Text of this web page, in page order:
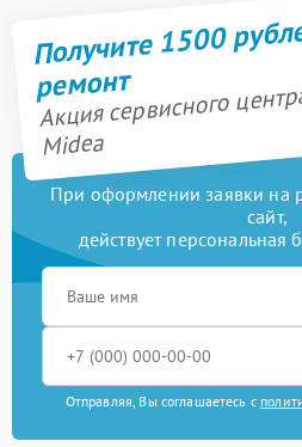
Получите 1500
ремонт
Акция сервисного
Midea
При оформлении заявки на
сайт,
действует персональная
Отправляя, Вы соглашаетесь с